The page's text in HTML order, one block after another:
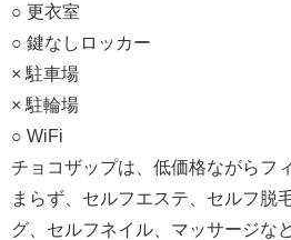
○ 更衣室
○ 鍵なしロッカー
× 駐車場
× 駐輪場
○ WiFi
チョコザップは、低価格ながらフ
まらず、セルフエステ、セルフ脱
グ、セルフネイル、マッサージな